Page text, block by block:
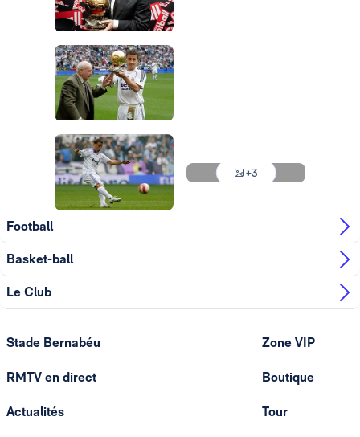
+3
Football
Basket-ball
Le Club
Stade Bernabéu
RMTV en direct
Actualités
Zone VIP
Boutique
Tour